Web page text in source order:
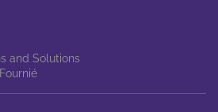
and Solutions